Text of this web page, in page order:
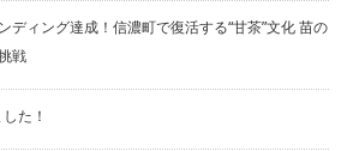
ディング達成！信濃町で復活する“甘茶”文化 苗の
戦
た！